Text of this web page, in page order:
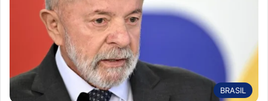
BRASIL